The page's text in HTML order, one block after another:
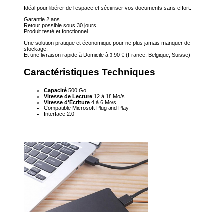
Idéal pour libérer de l’espace et sécuriser vos documents sans effort.
Garantie 2 ans
Retour possible sous 30 jours
Produit testé et fonctionnel
Une solution pratique et économique pour ne plus jamais manquer de
stockage.
Et une livraison rapide à Domicile à 3.90 € (France, Belgique, Suisse)
Caractéristiques Techniques
Capacité 500 Go
Vitesse de Lecture 12 à 18 Mo/s
Vitesse d'Écriture 4 à 6 Mo/s
Compatible Microsoft Plug and Play
Interface 2.0